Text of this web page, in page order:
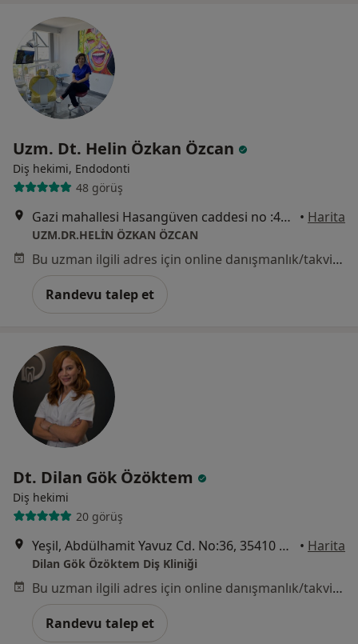
Uzm. Dt. Helin Özkan Özcan
Diş hekimi, Endodonti
48 görüş
Gazi mahallesi Hasangüven caddesi no :42 /A, İzmir • Harita
UZM.DR.HELİN ÖZKAN ÖZCAN
Bu uzman ilgili adres için online danışmanlık/takvim sunmuyor.
Randevu talep et
Dt. Dilan Gök Özöktem
Diş hekimi
20 görüş
Yeşil, Abdülhamit Yavuz Cd. No:36, 35410 Gaziemir/İzmir, İzmir • Harita
Dilan Gök Özöktem Diş Kliniği
Bu uzman ilgili adres için online danışmanlık/takvim sunmuyor.
Randevu talep et